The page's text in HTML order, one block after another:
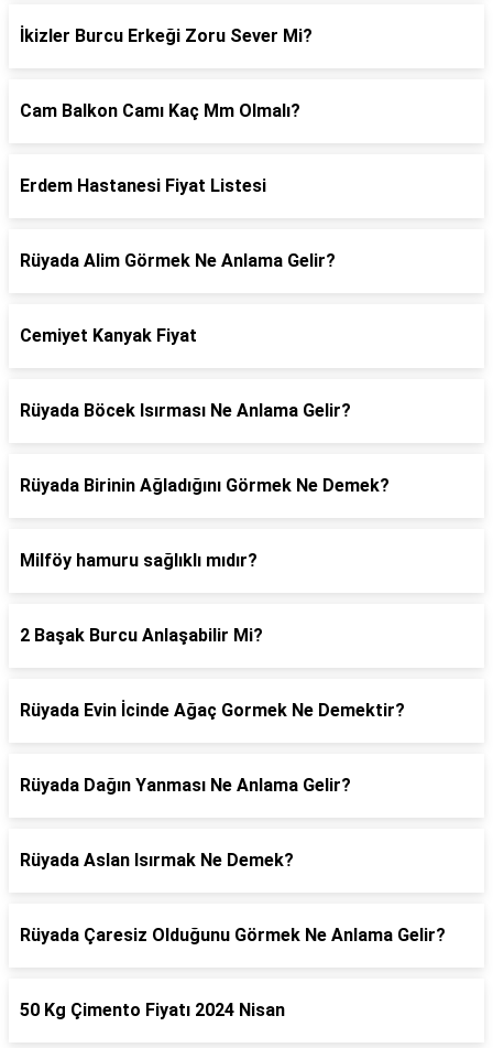
İkizler Burcu Erkeği Zoru Sever Mi?
Cam Balkon Camı Kaç Mm Olmalı?
Erdem Hastanesi Fiyat Listesi
Rüyada Alim Görmek Ne Anlama Gelir?
Cemiyet Kanyak Fiyat
Rüyada Böcek Isırması Ne Anlama Gelir?
Rüyada Birinin Ağladığını Görmek Ne Demek?
Milföy hamuru sağlıklı mıdır?
2 Başak Burcu Anlaşabilir Mi?
Rüyada Evin İcinde Ağaç Gormek Ne Demektir?
Rüyada Dağın Yanması Ne Anlama Gelir?
Rüyada Aslan Isırmak Ne Demek?
Rüyada Çaresiz Olduğunu Görmek Ne Anlama Gelir?
50 Kg Çimento Fiyatı 2024 Nisan